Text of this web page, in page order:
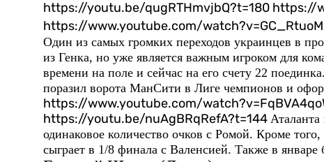
https://youtu.be/qugRTHmvjbQ?t=180 https://
https://www.youtube.com/
Один из самых громких переходов украинцев в
из Генка, но уже является важным игроком для
времени на поле и сейчас на его счету 22
поразил ворота МанСити в Лиге чемпионов и
https://www.youtube.com/
https://youtu.be/nuAgBRqRefA?t=144 Аталанта
одинаковое количество очков с Ромой. Кроме
сыграет в 1/8 финала с Валенсией. Также в